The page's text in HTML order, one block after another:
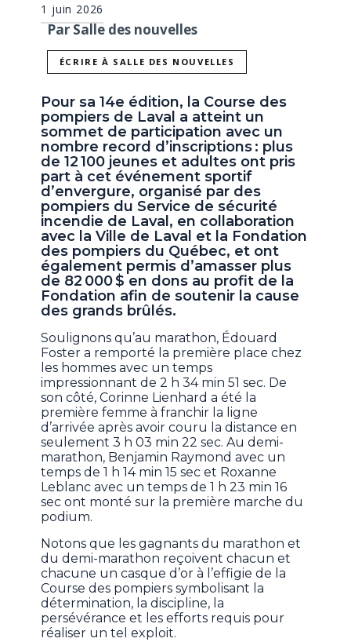
1 juin 2026
Par Salle des nouvelles
ÉCRIRE À SALLE DES NOUVELLES
Pour sa 14e édition, la Course des
pompiers de Laval a atteint un
sommet de participation avec un
nombre record d’inscriptions : plus
de 12 100 jeunes et adultes ont pris
part à cet événement sportif
d’envergure, organisé par des
pompiers du Service de sécurité
incendie de Laval, en collaboration
avec la Ville de Laval et la Fondation
des pompiers du Québec, et ont
également permis d’amasser plus
de 82 000 $ en dons au profit de la
Fondation afin de soutenir la cause
des grands brûlés.
Soulignons qu’au marathon, Édouard
Foster a remporté la première place chez
les hommes avec un temps
impressionnant de 2 h 34 min 51 sec. De
son côté, Corinne Lienhard a été la
première femme à franchir la ligne
d’arrivée après avoir couru la distance en
seulement 3 h 03 min 22 sec. Au demi-
marathon, Benjamin Raymond avec un
temps de 1 h 14 min 15 sec et Roxanne
Leblanc avec un temps de 1 h 23 min 16
sec ont monté sur la première marche du
podium.
Notons que les gagnants du marathon et
du demi-marathon reçoivent chacun et
chacune un casque d’or à l’effigie de la
Course des pompiers symbolisant la
détermination, la discipline, la
persévérance et les efforts requis pour
réaliser un tel exploit.